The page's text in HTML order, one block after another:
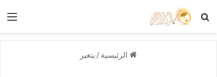
بحث عن
الرئيسية / يتغير